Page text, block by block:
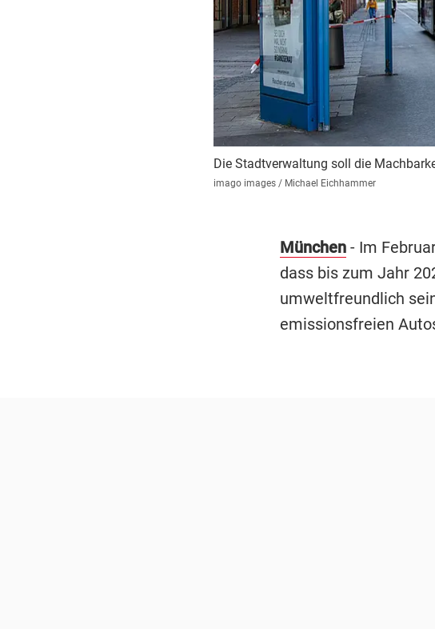
Die Stadtverwaltung soll die
imago images / Michael Eichhammer
München- Im
dass bis zum Jahr
umweltfreundlich
emissionsfreien